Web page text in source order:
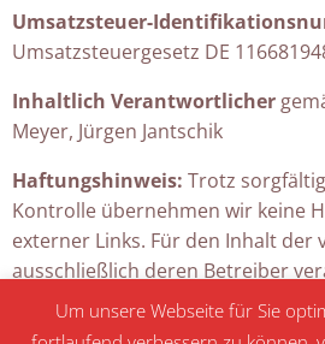
Umsatzsteuer-
Umsatzsteuergesetz DE
Inhaltlich Verantwortlicher
Meyer, Jürgen Jantschik
Haftungshinweis: Trotz
Kontrolle übernehmen wir keine
externer Links. Für den Inhalt der
ausschließlich deren Betreiber
Um unsere Webseite für Sie